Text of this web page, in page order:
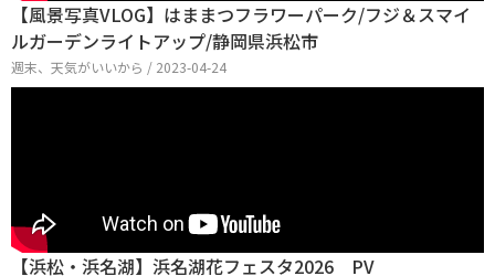
【風景写真VLOG】はままつフラワーパーク/フジ＆スマイ
ルガーデンライトアップ/静岡県浜松市
週末、天気がいいから / 2023-04-24
【浜松・浜名湖】浜名湖花フェスタ2026 PV